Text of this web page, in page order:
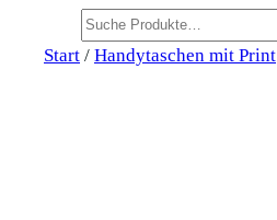
Start / Handytaschen mit Print